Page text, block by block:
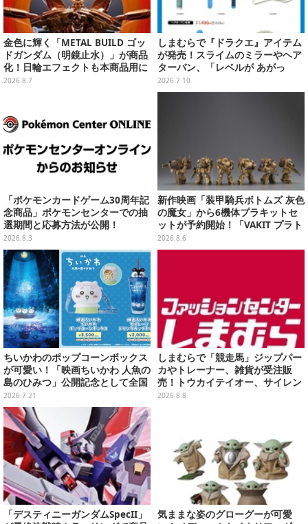
金色に輝く「METAL BUILD ゴッ
ドガンダム（明鏡止水）」が商品
化！日輪エフェクトも本商品用に
刷新した豪華仕様
2026.8.7
しまむらで『ドラクエ』アイテム
が発売！スライムのミラーやヘア
ターバン、「レベルが あがっ
た！」アクセサリーなど
2026.7.10
「ポケモンカードゲーム30周年記
念商品」ポケモンセンターでの抽
選期間と応募方法が公開！
2026.8.3
新作映画「装甲騎兵ボトムズ 灰色
の魔女」から6機体プラキットセ
ットが予約開始！「VAKIT プラト
ーン」第1弾、各部関節可動仕様
2026.8.6
ちいかわのポップコーンボックス
が可愛い！「映画ちいかわ 人魚の
島のひみつ」公開記念として全国
劇場で販売決定、セイレーンドリ
ンクカップホルダーも
2026.7.21
しまむらで「競走馬」ジップパー
カやトレーナー、雑貨が受注販
売！トウカイテイオー、サイレン
ススズカなど名馬をデザイン
2026.8.8
「デスティニーガンダムSpecII」
気ままな姿のグローグーが可愛